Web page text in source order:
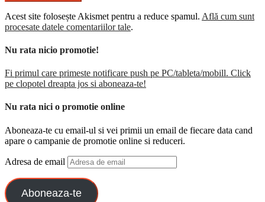
Acest site folosește Akismet pentru a reduce spamul. Află cum sunt
procesate datele comentariilor tale.
Nu rata nicio promotie!
Fi primul care primeste notificare push pe PC/tableta/mobill. Click
pe clopotel dreapta jos si aboneaza-te!
Nu rata nici o promotie online
Aboneaza-te cu email-ul si vei primii un email de fiecare data cand
apare o campanie de promotie online si reduceri.
Adresa de email
Aboneaza-te